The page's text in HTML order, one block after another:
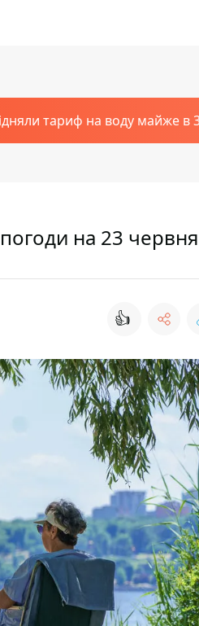
тариф на воду майже в
на 23 червня
👍